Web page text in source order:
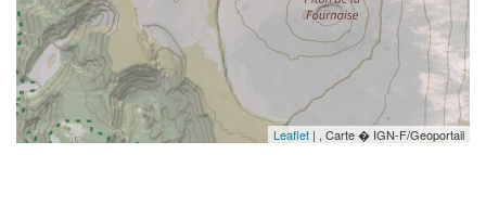
Leaflet | , Carte � IGN-F/Geoportail